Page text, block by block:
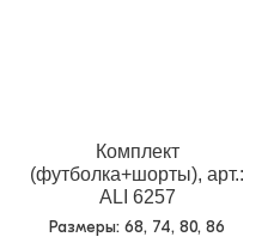
Комплект
(футболка+шорты), арт.:
ALI 6257
Размеры: 68, 74, 80, 86